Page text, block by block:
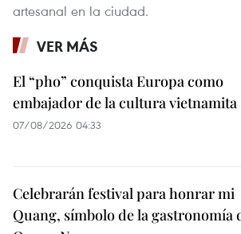
artesanal en la ciudad.
VER MÁS
El “pho” conquista Europa como
embajador de la cultura vietnamita
07/08/2026 04:33
Celebrarán festival para honrar mi
Quang, símbolo de la gastronomía